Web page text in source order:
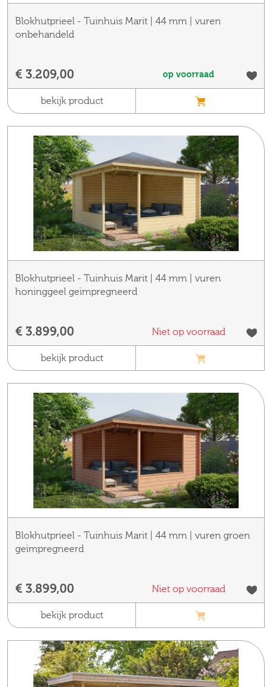
Blokhutprieel - Tuinhuis Marit | 44 mm | vuren
onbehandeld
€ 3.209,00 op voorraad
bekijk product
Blokhutprieel - Tuinhuis Marit | 44 mm | vuren
honinggeel geïmpregneerd
€ 3.899,00 Niet op voorraad
bekijk product
Blokhutprieel - Tuinhuis Marit | 44 mm | vuren groen
geïmpregneerd
€ 3.899,00 Niet op voorraad
bekijk product